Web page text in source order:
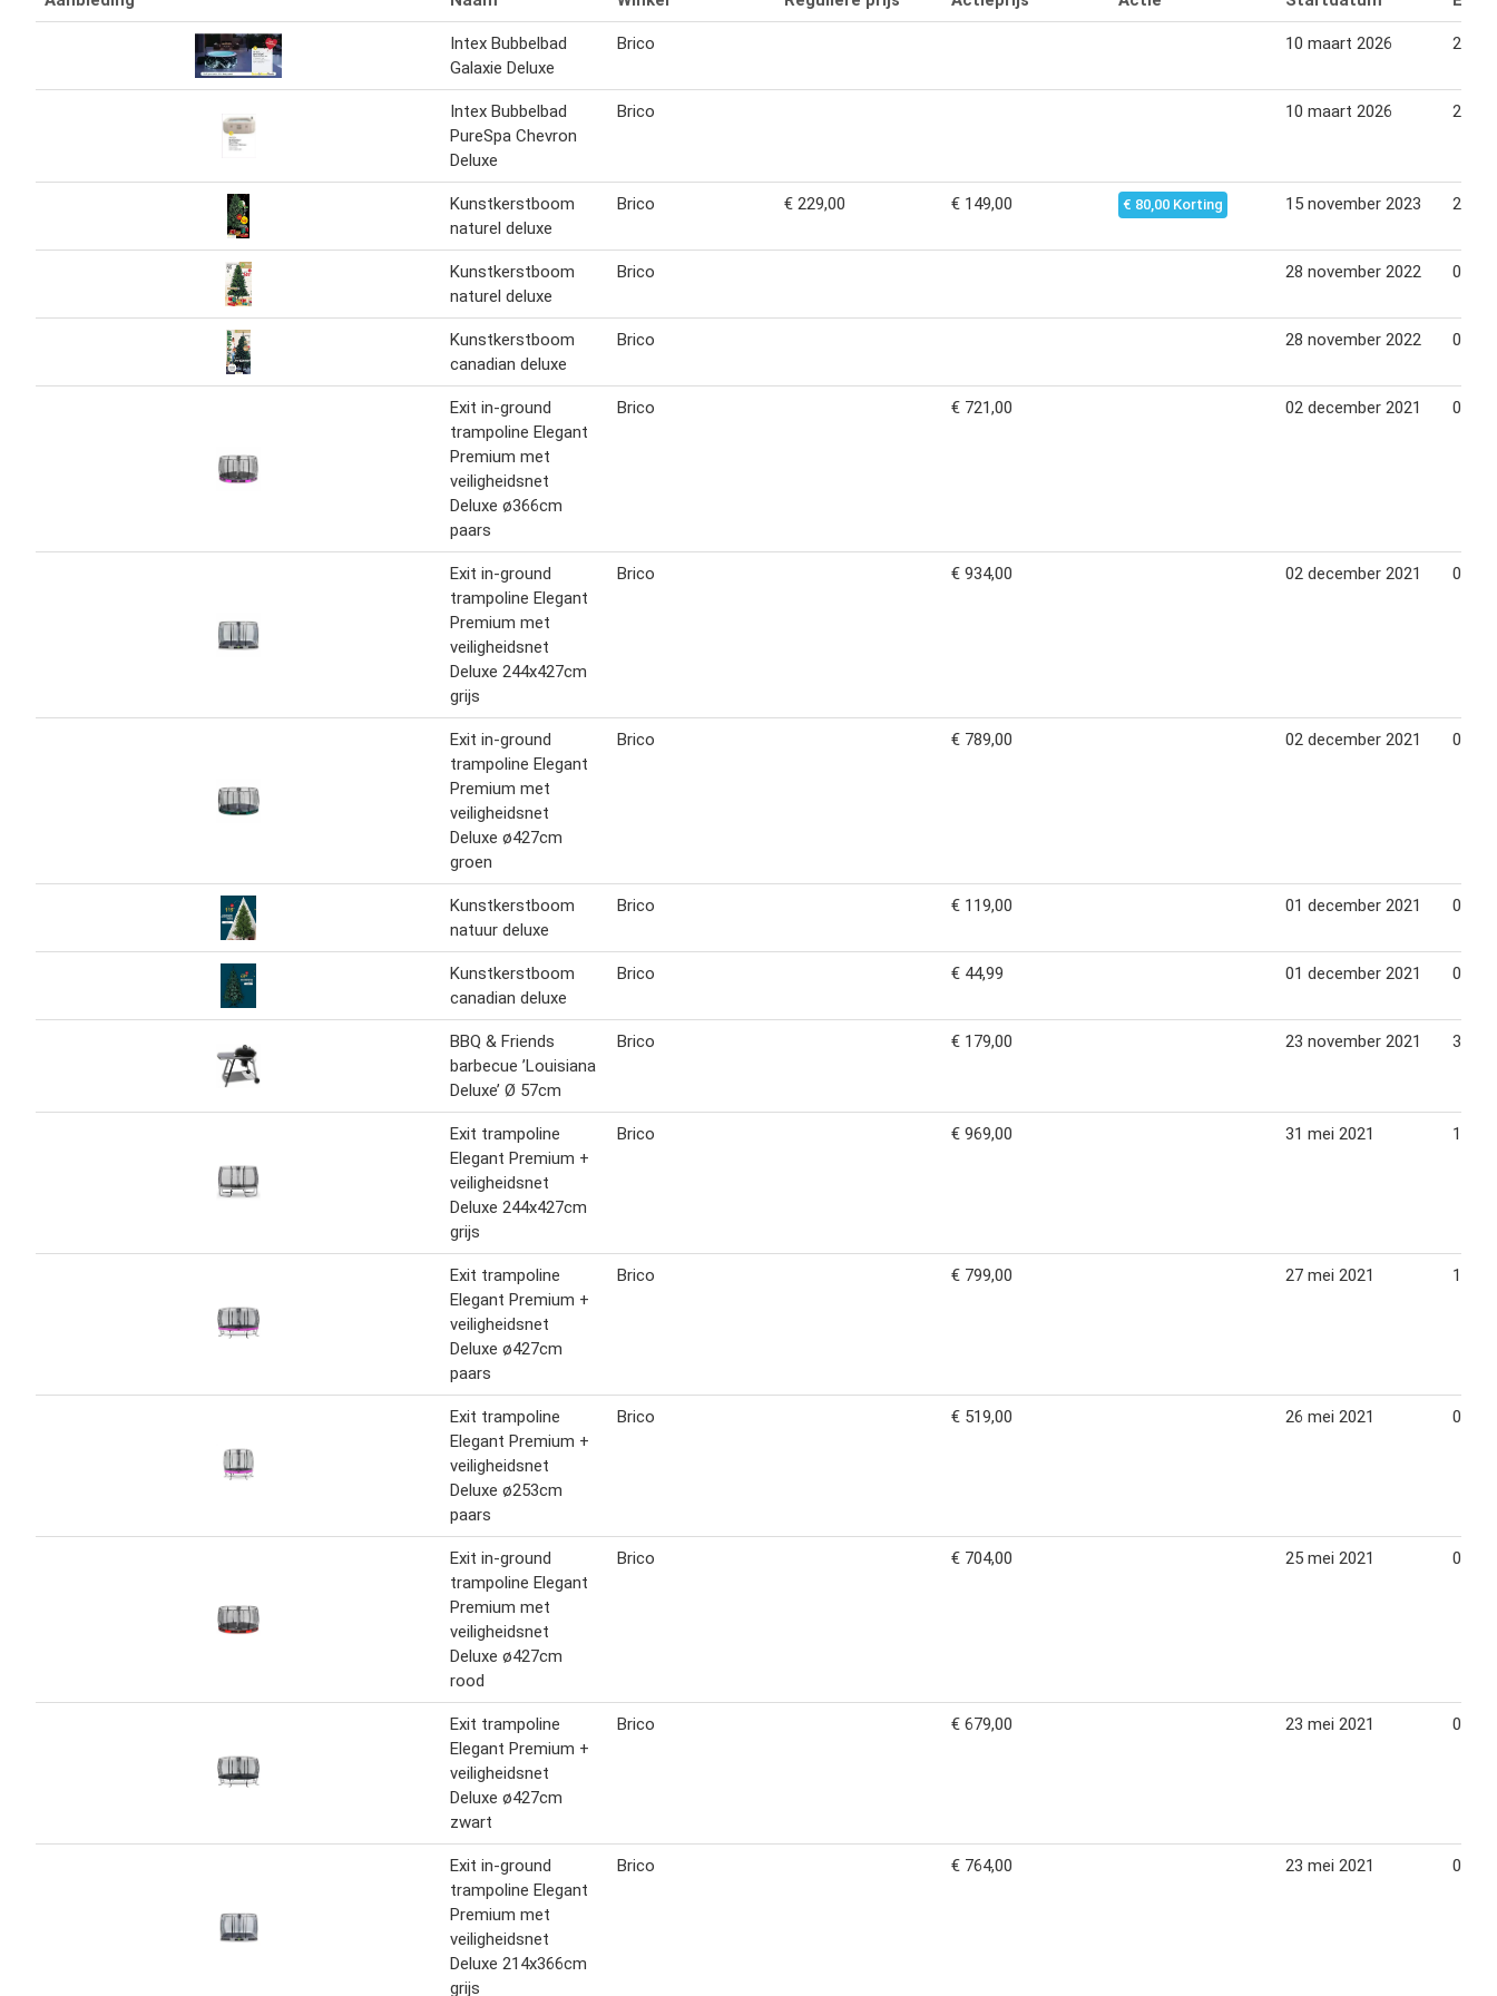
Intex Bubbelbad
Galaxie Deluxe
Brico 10 maart 2026 28
Intex Bubbelbad
PureSpa Chevron
Deluxe
Brico 10 maart 2026 28
Kunstkerstboom
naturel deluxe
Brico € 229,00 € 149,00 € 80,00 Korting 15 november 2023 27
Kunstkerstboom
naturel deluxe
Brico 28 november 2022 04
Kunstkerstboom
canadian deluxe
Brico 28 november 2022 04
Exit in-ground
trampoline Elegant
Premium met
veiligheidsnet
Deluxe ø366cm
paars
Brico € 721,00 02 december 2021 09
Exit in-ground
trampoline Elegant
Premium met
veiligheidsnet
Deluxe 244x427cm
grijs
Brico € 934,00 02 december 2021 09
Exit in-ground
trampoline Elegant
Premium met
veiligheidsnet
Deluxe ø427cm
groen
Brico € 789,00 02 december 2021 09
Kunstkerstboom
natuur deluxe
Brico € 119,00 01 december 2021 08
Kunstkerstboom
canadian deluxe
Brico € 44,99 01 december 2021 08
BBQ & Friends
barbecue ’Louisiana
Deluxe’ Ø 57cm
Brico € 179,00 23 november 2021 30
Exit trampoline
Elegant Premium +
veiligheidsnet
Deluxe 244x427cm
grijs
Brico € 969,00 31 mei 2021 14
Exit trampoline
Elegant Premium +
veiligheidsnet
Deluxe ø427cm
paars
Brico € 799,00 27 mei 2021 10
Exit trampoline
Elegant Premium +
veiligheidsnet
Deluxe ø253cm
paars
Brico € 519,00 26 mei 2021 09
Exit in-ground
trampoline Elegant
Premium met
veiligheidsnet
Deluxe ø427cm
rood
Brico € 704,00 25 mei 2021 08
Exit trampoline
Elegant Premium +
veiligheidsnet
Deluxe ø427cm
zwart
Brico € 679,00 23 mei 2021 06
Exit in-ground
trampoline Elegant
Premium met
veiligheidsnet
Deluxe 214x366cm
grijs
Brico € 764,00 23 mei 2021 06